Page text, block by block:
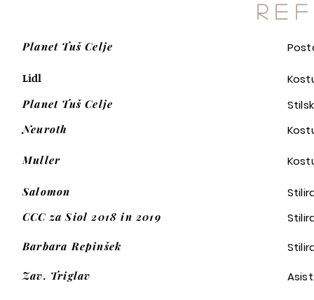
R E
Planet Tuš Celje
Lidl
Planet Tuš Celje
Neuroth
Muller
Salomon
CCC za Siol 2018 in 2019
Barbara Repinšek
Zav. Triglav